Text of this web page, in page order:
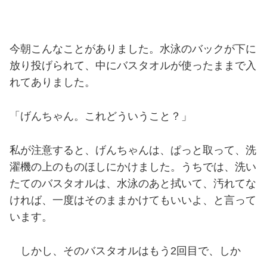
今朝こんなことがありました。水泳のバックが下に
放り投げられて、中にバスタオルが使ったままで入
れてありました。
「げんちゃん。これどういうこと？」
私が注意すると、げんちゃんは、ぱっと取って、洗
濯機の上のものほしにかけました。うちでは、洗い
たてのバスタオルは、水泳のあと拭いて、汚れてな
ければ、一度はそのままかけてもいいよ、と言って
います。
しかし、そのバスタオルはもう2回目で、しか